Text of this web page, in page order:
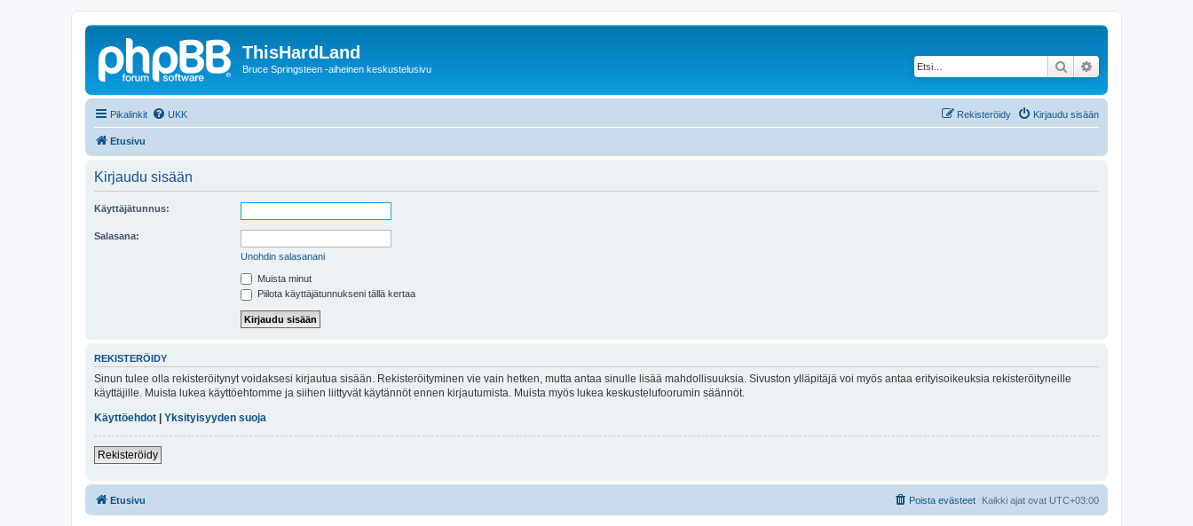
ThisHardLand
Bruce Springsteen -aiheinen keskustelusivu Etsi
Pikalinkit UKK Kirjaudu sisään
Rekisteröidy
Etusivu
Kirjaudu sisään
Käyttäjätunnus:
Salasana:
Unohdin salasanani
Muista minut
Piilota käyttäjätunnukseni tällä kertaa
REKISTERÖIDY
Sinun tulee olla rekisteröitynyt voidaksesi kirjautua sisään. Rekisteröityminen vie vain hetken, mutta antaa sinulle lisää mahdollisuuksia. Sivuston ylläpitäjä voi myös antaa erityisoikeuksia rekisteröityneille
käyttäjille. Muista lukea käyttöehtomme ja siihen liittyvät käytännöt ennen kirjautumista. Muista myös lukea keskustelufoorumin säännöt.
Käyttöehdot
Yksityisyyden suoja
Rekisteröidy
Etusivu Kaikki ajat ovat UTC+03:00
Poista evästeet